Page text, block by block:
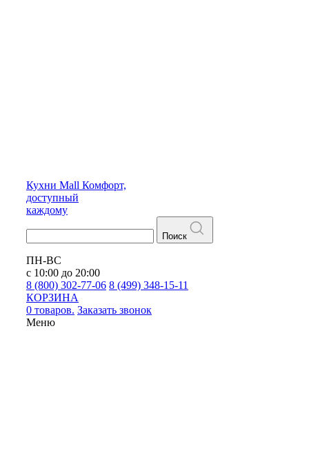
Кухни Mall Комфорт,
доступный
каждому
Поиск
ПН-ВС
с 10:00 до 20:00
8 (800) 302-77-06 8 (499) 348-15-11
КОРЗИНА
0 товаров. Заказать звонок
Меню